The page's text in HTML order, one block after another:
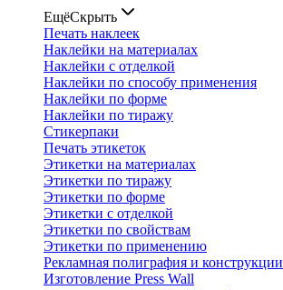
ЕщёСкрыть
Печать наклеек
Наклейки на материалах
Наклейки с отделкой
Наклейки по способу применения
Наклейки по форме
Наклейки по тиражу
Стикерпаки
Печать этикеток
Этикетки на материалах
Этикетки по тиражу
Этикетки по форме
Этикетки с отделкой
Этикетки по свойствам
Этикетки по применению
Рекламная полиграфия и конструкции
Изготовление Press Wall